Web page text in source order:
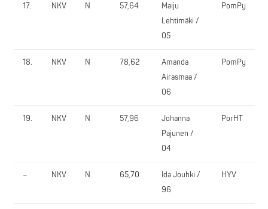
17. NKV N 57,64
Maiju
Lehtimäki /
05
PomPy
18. NKV N 78,62
Amanda
Airasmaa /
06
PomPy
19. NKV N 57,96
Johanna
Pajunen /
04
PorHT
– NKV N 65,70
Ida Jouhki /
96
HYV